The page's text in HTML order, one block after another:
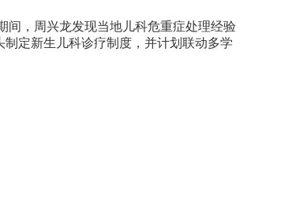
间，周兴龙发现当地儿科危重症处理经验
定新生儿科诊疗制度，并计划联动多学